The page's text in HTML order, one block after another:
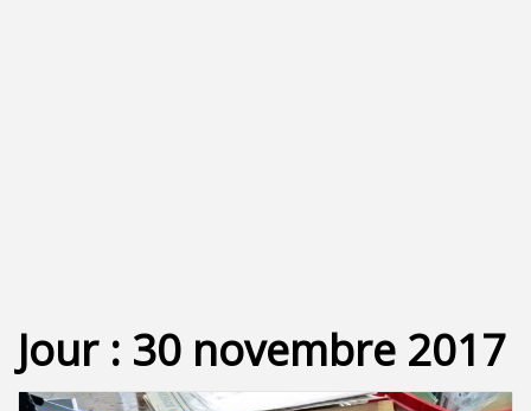
Jour : 30 novembre 2017